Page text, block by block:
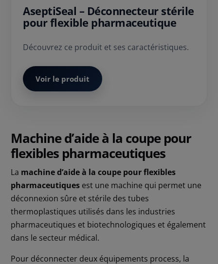
AseptiSeal – Déconnecteur stérile
pour flexible pharmaceutique
Découvrez ce produit et ses caractéristiques.
Voir le produit
Machine d’aide à la coupe pour
flexibles pharmaceutiques
La machine d’aide à la coupe pour flexibles
pharmaceutiques est une machine qui permet une
déconnexion sûre et stérile des tubes
thermoplastiques utilisés dans les industries
pharmaceutiques et biotechnologiques et également
dans le secteur médical.
Pour déconnecter deux équipements process, la